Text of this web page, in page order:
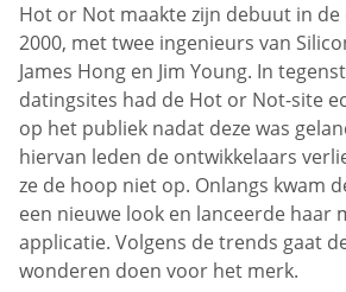
Hot or Not maakte zijn debuut in
2000, met twee ingenieurs van
James Hong en Jim Young. In
datingsites had de Hot or Not-site
op het publiek nadat deze was
hiervan leden de ontwikkelaars
ze de hoop niet op. Onlangs kwam
een nieuwe look en lanceerde haar
applicatie. Volgens de trends gaat
wonderen doen voor het merk.